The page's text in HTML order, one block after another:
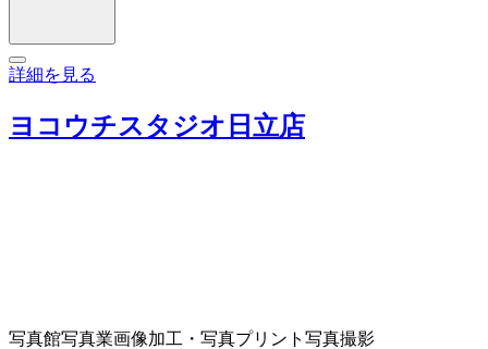
詳細を見る
ヨコウチスタジオ日立店
写真館写真業画像加工・写真プリント 写真撮影